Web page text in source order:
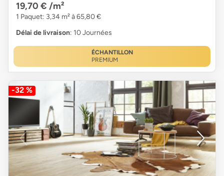
19,70 € /m²
1 Paquet: 3,34 m² à 65,80 €
Délai de livraison: 10 Journées
ÉCHANTILLON
PREMIUM
-32 %